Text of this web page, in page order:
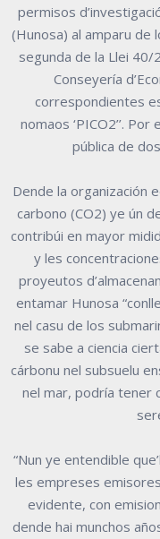
permisos
(Hunosa) al amparu de
segunda de la Llei 40/
Conseyería
correspondientes
nomaos ‘PICO2’’.
pública de
Dende la organización
carbono (CO2) ye ún
contribúi en mayor
y les
proyeutos
entamar Hunosa
nel casu de los
se sabe a ciencia
cárbonu nel subsuelu
nel mar, podría tener
“Nun ye entendible
les empreses
evidente, con
dende hai munchos